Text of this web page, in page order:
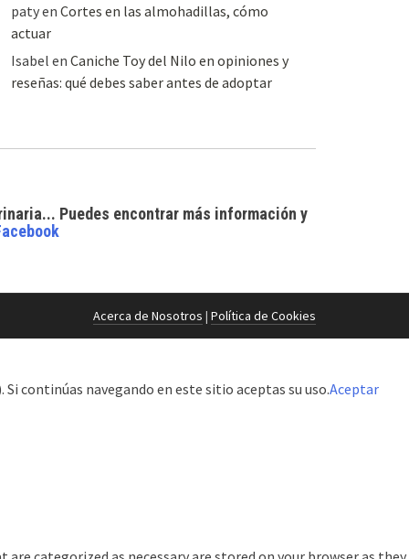
patyen Cortes en las almohadillas, cómo
actuar
Isabel en Caniche Toy del Nilo en opiniones y
reseñas: qué debes saber antes de adoptar
Puedes encontrar más información y
Acerca de Nosotros | Política de Cookies
continúas navegando en este sitio aceptas su uso.Aceptar